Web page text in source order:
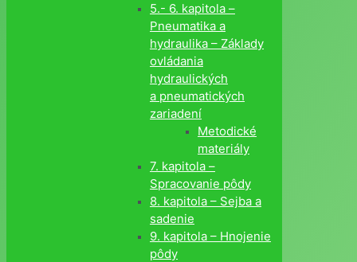
5.- 6. kapitola –
Pneumatika a
hydraulika – Základy
ovládania
hydraulických
a pneumatických
zariadení
Metodické
materiály
7. kapitola –
Spracovanie pôdy
8. kapitola – Sejba a
sadenie
9. kapitola – Hnojenie
pôdy